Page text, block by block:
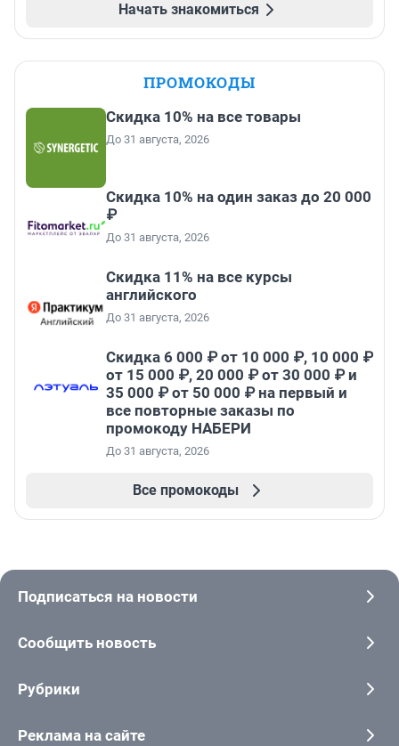
Начать знакомиться
ПРОМОКОДЫ
Скидка 10% на все товары
До 31 августа, 2026
Скидка 10% на один заказ до 20 000
₽
До 31 августа, 2026
Скидка 11% на все курсы
английского
До 31 августа, 2026
Скидка 6 000 ₽ от 10 000 ₽, 10 000 ₽
от 15 000 ₽, 20 000 ₽ от 30 000 ₽ и
35 000 ₽ от 50 000 ₽ на первый и
все повторные заказы по
промокоду НАБЕРИ
До 31 августа, 2026
Все промокоды
Подписаться на новости
Сообщить новость
Рубрики
Реклама на сайте